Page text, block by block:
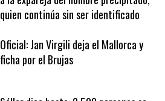
La Policía Nacional trata de localizar
a la expareja del hombre precipitado,
quien continúa sin ser identificado
Oficial: Jan Virgili deja el Mallorca y